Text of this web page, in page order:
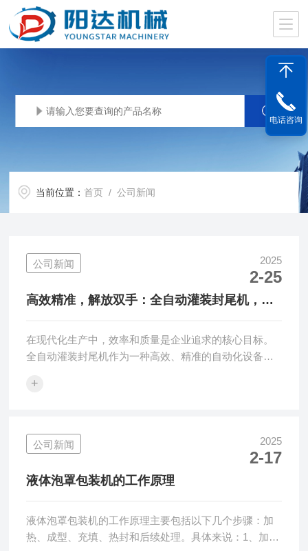
当前位置：首页 / 公司新闻
公司新闻 2025
2-25
高效精准，解放双手：全自动灌装封尾机，您
在现代化生产中，效率和质量是企业追求的核心目标。
全自动灌装封尾机作为一种高效、精准的自动化设备，
效率、降低人工成本、保障产品品质提供了强有力的支
的全程自动化操作，无需人工干预，大大提高了生产效
率。相比传统手工操作，可提升数倍甚至数十倍的产
能，满足大批量生产需求。精准控制，保障品质：设备
配备高精度计量泵和传感器，可实现精准的灌装量控
+
公司新闻 2025
2-17
液体泡罩包装机的工作原理
‌液体泡罩包装机‌的工作原理主要包括以下几个步骤：加
热、成型、充填、热封和后续处理。具体来说：‌1、加热
电话咨询